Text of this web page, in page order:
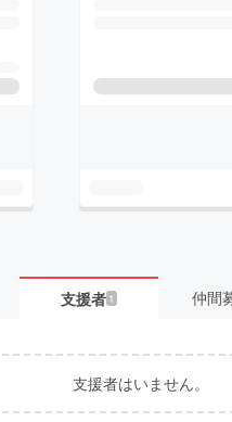
支援者 1 仲間
支援者はいません。